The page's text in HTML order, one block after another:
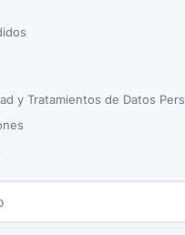
y Tratamientos de Datos